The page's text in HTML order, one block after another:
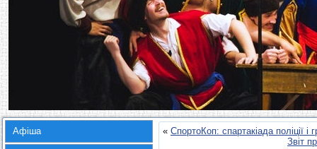
Афіша « СпортоКоп: спартакіада поліції і
Звіт